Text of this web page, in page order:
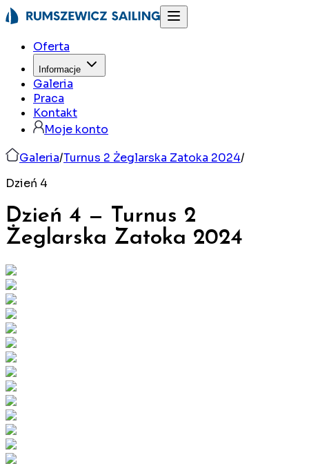
Oferta
Informacje
Galeria
Praca
Kontakt
Moje konto
Galeria/Turnus 2 Żeglarska Zatoka 2024/
Dzień 4
Dzień 4 —
Turnus 2
Żeglarska Zatoka 2024